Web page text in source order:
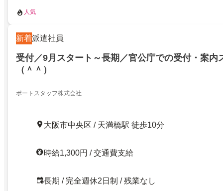
人気
新着派遣社員
受付／9月スタート～長期／官公庁での受付・案内
（＾＾）
ポートスタッフ株式会社
大阪市中央区 / 天満橋駅 徒歩10分
時給1,300円 / 交通費支給
長期 / 完全週休2日制 / 残業なし